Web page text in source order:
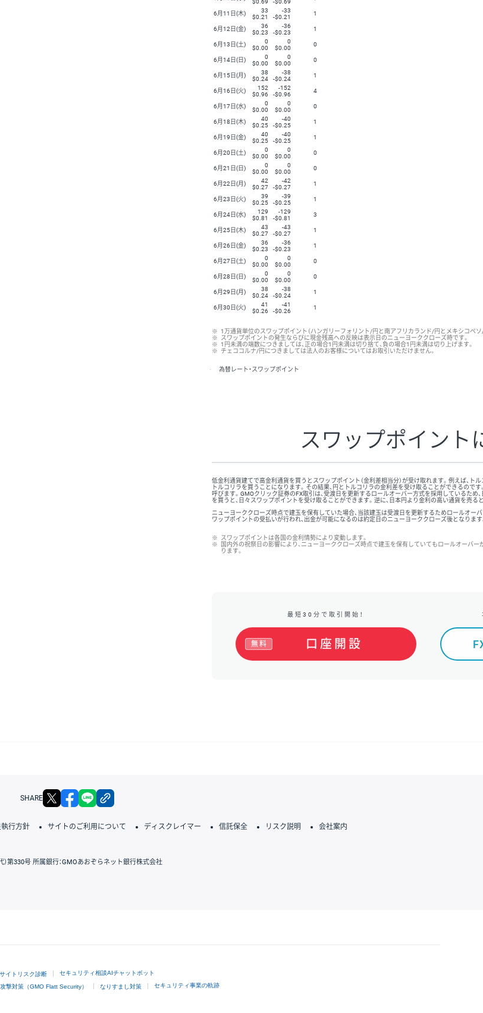
$0.69
-$0.69
6月11日(木)
33
$0.21
-33
-$0.21
1
6月12日(金)
36
$0.23
-36
-$0.23
1
6月13日(土)
0
$0.00
0
$0.00
0
6月14日(日)
0
$0.00
0
$0.00
0
6月15日(月)
38
$0.24
-38
-$0.24
1
6月16日(火)
152
$0.96
-152
-$0.96
4
6月17日(水)
0
$0.00
0
$0.00
0
6月18日(木)
40
$0.25
-40
-$0.25
1
6月19日(金)
40
$0.25
-40
-$0.25
1
6月20日(土)
0
$0.00
0
$0.00
0
6月21日(日)
0
$0.00
0
$0.00
0
6月22日(月)
42
$0.27
-42
-$0.27
1
6月23日(火)
39
$0.25
-39
-$0.25
1
6月24日(水)
129
$0.81
-129
-$0.81
3
6月25日(木)
43
$0.27
-43
-$0.27
1
6月26日(金)
36
$0.23
-36
-$0.23
1
6月27日(土)
0
$0.00
0
$0.00
0
6月28日(日)
0
$0.00
0
$0.00
0
6月29日(月)
38
$0.24
-38
-$0.24
1
6月30日(火)
41
$0.26
-41
-$0.26
1
※ 1万通貨単位のスワップポイント（ハンガリーフォリント/円と南アフリカランド/円とメキシコペソ
※
スワップポイントの発生ならびに現金残高への反映は表示日のニューヨーククローズ時です。
※ 1円未満の端数につきましては、正の場合1円未満は切り捨て、負の場合1円未満は切り上げます。
※
チェココルナ/円につきましては法人のお客様についてはお取引いただけません。
為替レート・スワップポイント
スワップポイント
低金利通貨建てで高金利通貨を買うとスワップポイント（金利差相当分）が受け取れます。例えば、ト
トルコリラを買うことになります。その結果、円とトルコリラの金利差を受け取ることができるのです
呼びます。GMOクリック証券のFX取引は、受渡日を更新するロールオーバー方式を採用しているため
を買うと、日々スワップポイントを受け取ることができます。逆に、日本円より金利の高い通貨を売る
ニューヨーククローズ時点で建玉を保有していた場合、当該建玉は受渡日を更新するためロールオー
ワップポイントの受払いが行われ、出金が可能になるのは約定日のニューヨーククローズ後となります
※
スワップポイントは各国の金利情勢により変動します。
※
国内外の祝祭日の影響により、ニューヨーククローズ時点で建玉を保有していてもロールオーバ
ります。
最短30分で取引開始！
口座開設
無料
SHARE
X facebook
行方針 サイトのご利用について ディスクレイマー 信託保全 リスク説明 会社案内
第330号 所属銀行：GMOあおぞらネット銀行株式会社
イトリスク診断 セキュリティ相談AIチャットボット
撃対策（GMO Flatt Security） なりすまし対策 セキュリティ事業の軌跡